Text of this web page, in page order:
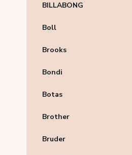
BILLABONG
Boll
Brooks
Bondi
Botas
Brother
Bruder